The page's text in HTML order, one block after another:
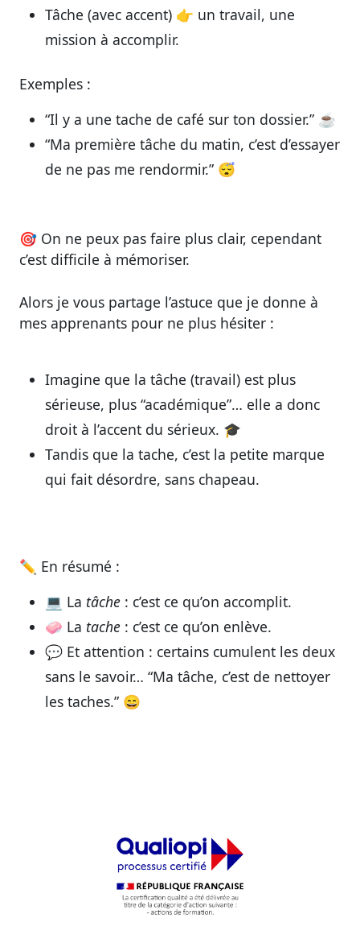
Tâche (avec accent) 👉 un travail, une
mission à accomplir.
Exemples :
“Il y a une tache de café sur ton dossier.” ☕️
“Ma première tâche du matin, c’est d’essayer
de ne pas me rendormir.” 😴
🎯 On ne peux pas faire plus clair, cependant
c’est difficile à mémoriser.
Alors je vous partage l’astuce que je donne à
mes apprenants pour ne plus hésiter :
Imagine que la tâche (travail) est plus
sérieuse, plus “académique”… elle a donc
droit à l’accent du sérieux. 🎓
Tandis que la tache, c’est la petite marque
qui fait désordre, sans chapeau.
✏️ En résumé :
💻 La tâche : c’est ce qu’on accomplit.
🧼 La tache : c’est ce qu’on enlève.
💬 Et attention : certains cumulent les deux
sans le savoir… “Ma tâche, c’est de nettoyer
les taches.” 😄